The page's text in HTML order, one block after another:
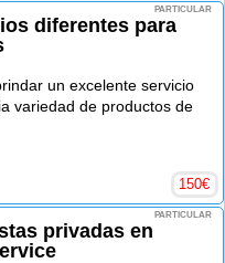
PARTICULAR
diferentes para
un excelente servicio
variedad de productos de
150€
PARTICULAR
privadas en